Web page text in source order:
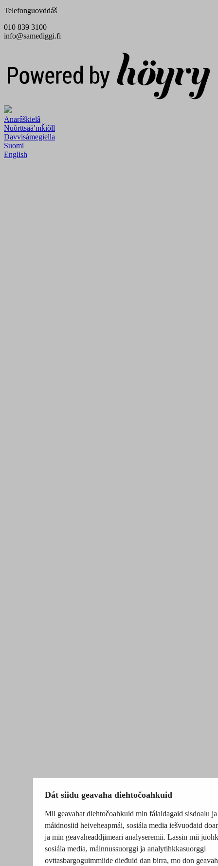
Dát siidu geavaha diehtočoahkuid
Mii geavahat diehtočoahkuid min fálaldagaid sisdoalu ja
máidnosiid heiveheapmái, sosiála media iešvuođaid
ja min geavaheaddjimeari analyseremii. Lassin mii
sosiála media, máinnussuorggi ja analytihkkasuorggi
ovttasbargoguimmiide dieđuid dan birra, mo don
Telefonguovddáš
010 839 3100
info@samediggi.fi
Anarâškielâ
Nuõrttsääʹmǩiõll
Davvisámegiella
Suomi
English